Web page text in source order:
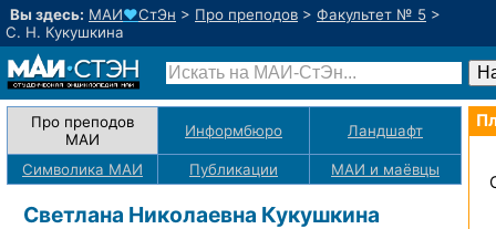
Вы здесь: МАИ♥СтЭн > Про преподов > Факультет № 5 >
С. Н. Кукушкина
Про преподов
МАИ
Информбюро Ландшафт
Символика МАИ Публикации МАИ и маёвцы
Светлана Николаевна Кукушкина